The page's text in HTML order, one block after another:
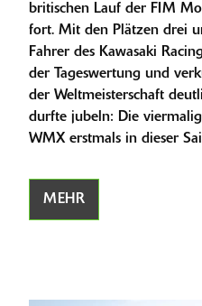
britischen Lauf der FIM
fort. Mit den Plätzen drei
Fahrer des Kawasaki
der Tageswertung und
der Weltmeisterschaft
durfte jubeln: Die
WMX erstmals in dieser
MEHR